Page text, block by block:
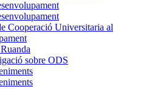
Cooperació Universitaria al
sobre ODS